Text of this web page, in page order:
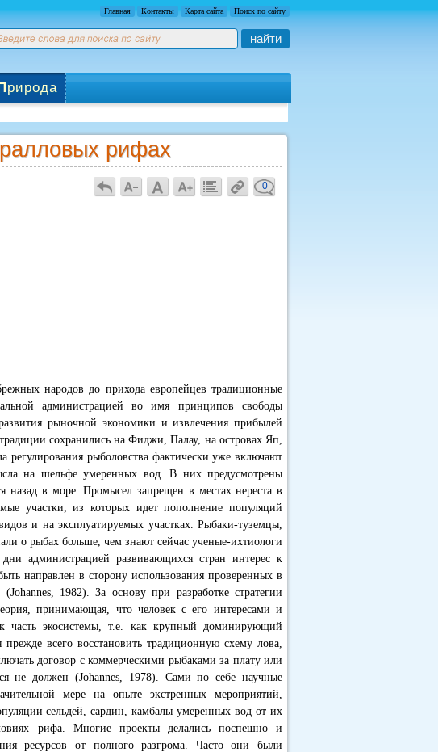
Главная Контакты Карта сайта Поиск по сайту
найти
рирода
рифах
0
народов до прихода европейцев традиционные
администрацией во имя принципов свободы
рыночной экономики и извлечения прибылей
сохранились на Фиджи, Палау, на островах Яп,
рыболовства фактически уже включают
на шельфе умеренных вод. В них предусмотрены
назад в море. Промысел запрещен в местах нереста в
участки, из которых идет пополнение популяций
и на эксплуатируемых участках. Рыбаки-туземцы,
о рыбах больше, чем знают сейчас ученые-ихтиологи
администрацией развивающихся стран интерес к
направлен в сторону использования проверенных в
1982). За основу при разработке стратегии
принимающая, что человек с его интересами и
часть экосистемы, т.е. как крупный доминирующий
всего восстановить традиционную схему лова,
договор с коммерческими рыбаками за плату или
не должен (Johannes, 1978). Сами по себе научные
мере на опыте экстренных мероприятий,
сельдей, сардин, камбалы умеренных вод от их
рифа. Многие проекты делались поспешно и
ресурсов от полного разгрома. Часто они были